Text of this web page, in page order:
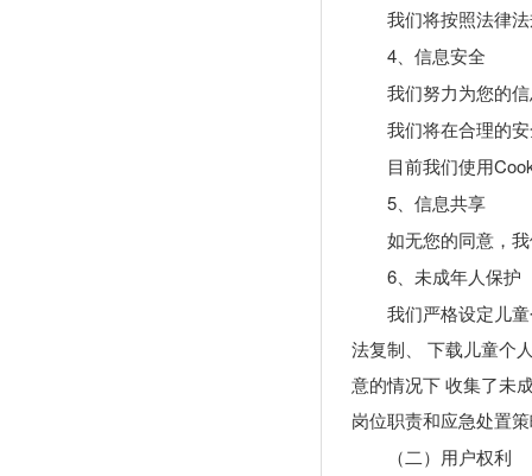
我们将按照法律
4、信息安全
我们努力为您的
我们将在合理的
目前我们使用
5、信息共享
如无您的同意，
6、未成年人保护
我们严格设定儿
法复制、 下载儿童个
意的情况下 收集了未
岗位职责和应急处置
（二）用户权利